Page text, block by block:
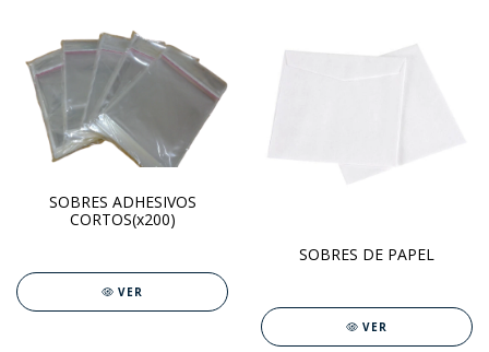
SOBRES ADHESIVOS
CORTOS(x200)
VER
SOBRES DE PAPEL
VER